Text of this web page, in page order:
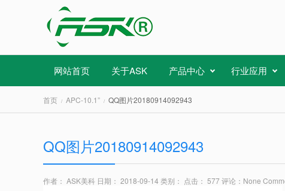
网站首页 关于ASK 产品中心 行业应用
首页 APC-10.1” QQ图片20180914092943
QQ图片20180914092943
作者： ASK美科 日期： 2018-09-14 类别： 点击： 577 评论： None